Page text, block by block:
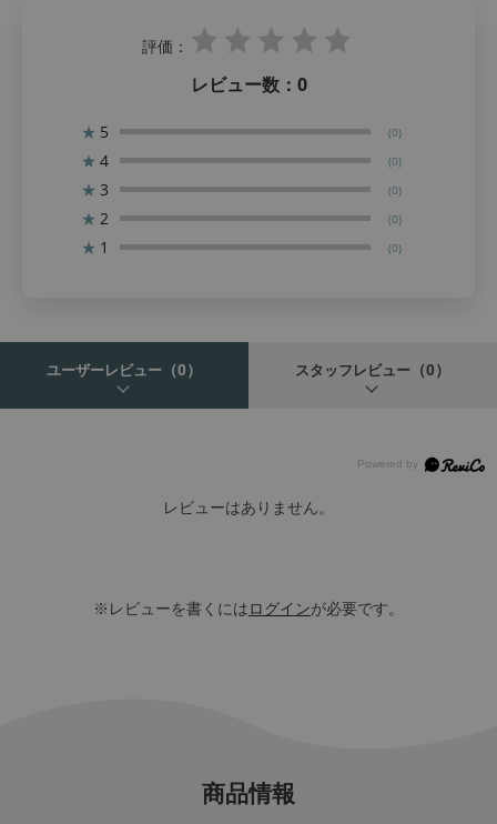
評価：
レビュー数： 0
★ 5 (0)
★ 4 (0)
★ 3 (0)
★ 2 (0)
★ 1 (0)
ユーザーレビュー （0） スタッフレビュー （0）
レビューはありません。
※レビューを書くにはログインが必要です。
商品情報